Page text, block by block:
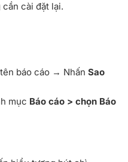
cài đặt lại.
báo cáo → Nhấn Sao
mục Báo cáo > chọn Báo